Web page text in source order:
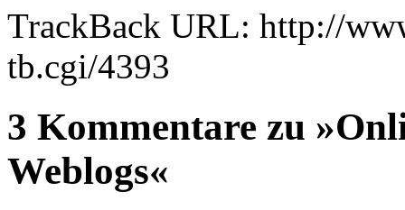
TrackBack URL: http://
tb.cgi/4393
3 Kommentare zu
Weblogs«